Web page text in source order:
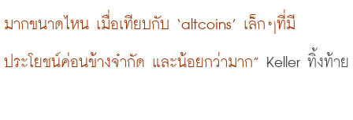
มากขนาดไหน เมื่อเทียบกับ ‘altcoins’ เล็กๆที่มี
ประโยชน์ค่อนข้างจำกัด และน้อยกว่ามาก” Keller ทิ้งท้าย